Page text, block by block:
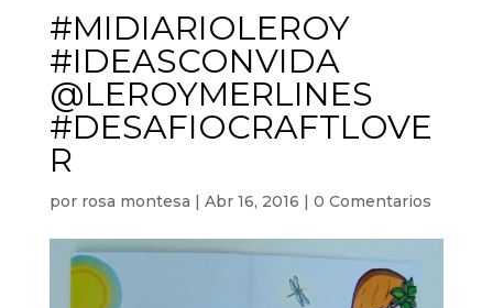
#MIDIARIOLEROY
#IDEASCONVIDA
@LEROYMERLINES
#DESAFIOCRAFTLOVE
R
por rosa montesa | Abr 16, 2016 | 0 Comentarios